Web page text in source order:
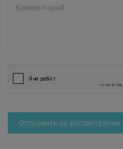
Отправить на рассмотрение